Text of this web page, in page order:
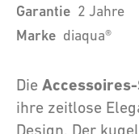
Garantie 2 Jahre
Marke diaqua®
Die
ihre zeitlose
Design. Der